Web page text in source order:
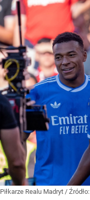
Piłkarze Realu Madryt / Źródło: